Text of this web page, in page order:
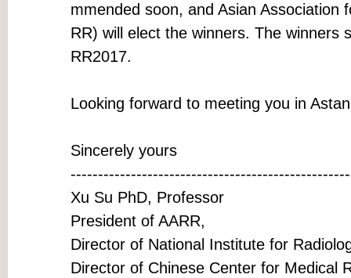
mmended soon, and Asian Association
RR) will elect the winners. The winners
RR2017.
Looking forward to meeting you in
Sincerely yours
Xu Su PhD, Professor
President of AARR,
Director of National Institute for
Director of Chinese Center for Medical